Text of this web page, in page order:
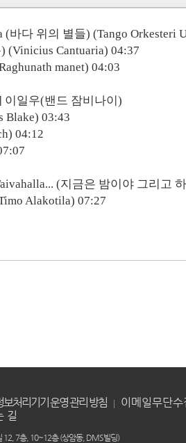
(바다 위의 별들) (Tango Orkesteri
) (Vinicius Cantuaria) 04:37
manet) 04:03
이일우(밴드 잠비나이)
Blake) 03:43
04:12
(지금은 밤이야 그리고
Alakotila) 07:27
보처리기기 운영 관리 방침
이메일무단
길
12, 7층, 10~12층 (상암동, DMS빌딩)